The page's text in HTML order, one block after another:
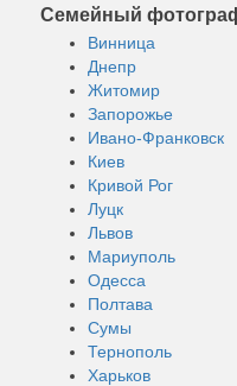
Семейный
Винница
Днепр
Житомир
Запорожье
Ивано-Франковск
Киев
Кривой Рог
Луцк
Львов
Мариуполь
Одесса
Полтава
Сумы
Тернополь
Харьков